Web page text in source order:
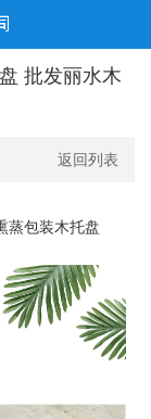
批发丽水木
返回列表
蒸包装木托盘